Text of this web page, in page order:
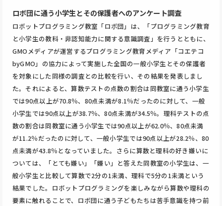
ロボ団に通う小学生とその保護者へのアンケート調査
ロボットプログラミング教室「ロボ団」は、「プログラミング教育
と小学生の教科・非認知能力に関する意識調査」を行うとともに、
GMOメディアが運営するプログラミング教育メディア「コエテコ
byGMO」の協力によって実施した全国の一般小学生とその保護者
を対象にした同様の調査との比較を行い、その結果を発表しまし
た。それによると、算数テストの点数の割合は同教室に通う小学生
では90点以上が70.8％、80点未満が8.1％だったのに対して、一般
小学生では90点以上が38.7％、80点未満が34.5％。理科テストの点
数の割合は同教室に通う小学生では90点以上が62.0％、80点未満
が11.2％だったのに対して、一般小学生では90点以上が28.2％、80
点未満が43.8％となっていました。さらに算数と理科の好き嫌いに
ついては、「とても嫌い」「嫌い」と答えた同教室の小学生は、一
般小学生と比較して算数で2分の1未満、理科で5分の1未満という
結果でした。ロボットプログラミングを楽しみながら算数や理科の
要素に触れることで、ロボ団に通う子どもたちは苦手意識を持つ前